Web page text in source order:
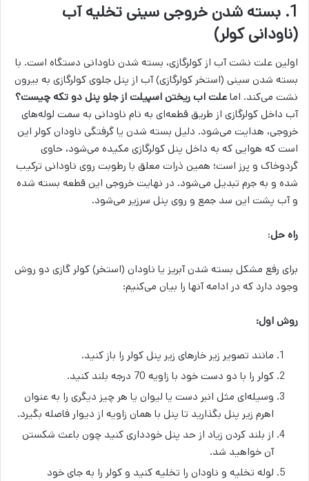
1. بسته شدن خروجی سینی تخلیه آب
(ناودانی کولر)
اولین علت نشت آب از کولرگازی، بسته شدن ناودانی دستگاه است. با
بسته شدن سینی (استخر کولرگازی) آب از پنل جلوی کولرگازی به بیرون
نشت می‌کند. اماعلت اب ریختن اسپیلت از جلو پنل دو تکه چیست؟
آب داخل کولرگازی از طریق قطعه‌ای به نام ناودانی به سمت لوله‌های
خروجی، هدایت می‌شود. دلیل بسته شدن یا گرفتگی ناودان کولر این
است که هوایی که به داخل پنل کولرگازی مکیده می‌شود، حاوی
گردوخاک و پرز است؛ همین ذرات معلق با رطوبت روی ناودانی ترکیب
شده و به جرم تبدیل می‌شود. در نهایت خروجی این قطعه بسته شده
و آب پشت این سد جمع و روی پنل سرزیر می‌شود.
راه حل:
برای رفع مشکل بسته شدن آبریز یا ناودان (استخر) کولر گازی دو روش
وجود دارد که در ادامه آنها را بیان می‌کنیم:
روش اول:
مانند تصویر زیر خارهای زیر پنل کولر را باز کنید.
کولر را با دو دست خود با زاویه 70 درجه بلند کنید.
وسیله‌ای مثل انبر دست یا لیوان یا هر چیز دیگری را به عنوان
اهرم زیر پنل بگذارید تا پنل با همان زاویه از دیوار فاصله بگیرد.
از بلند کردن زیاد از حد پنل خودداری کنید چون باعث شکستن
آن خواهید شد.
لوله تخلیه و ناودان را تخلیه کنید و کولر را به جای خود